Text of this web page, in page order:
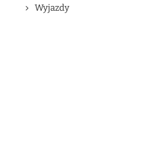
Wyjazdy